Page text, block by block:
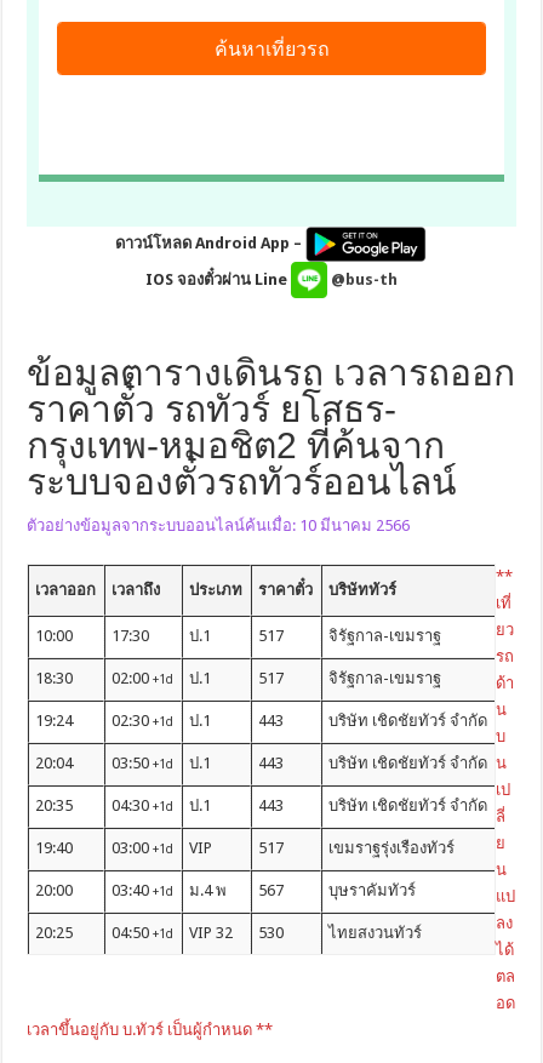
ดาวน์โหลด Android App –
IOS จองตั๋วผ่าน Line
@bus-th
ข้อมูลตารางเดินรถ เวลารถออก
ราคาตั๋ว รถทัวร์ ยโสธร-
กรุงเทพ-หมอชิต2 ที่ค้นจาก
ระบบจองตั๋วรถทัวร์ออนไลน์
ตัวอย่างข้อมูลจากระบบออนไลน์ค้นเมื่อ: 10 มีนาคม 2566
เวลาออก เวลาถึง ประเภท ราคาตั๋ว บริษัททัวร์
10:00 17:30 ป.1 517 จิรัฐกาล-เขมราฐ
18:30 02:00+1d ป.1 517 จิรัฐกาล-เขมราฐ
19:24 02:30+1d ป.1 443 บริษัท เชิดชัยทัวร์ จำกัด
20:04 03:50+1d ป.1 443 บริษัท เชิดชัยทัวร์ จำกัด
20:35 04:30+1d ป.1 443 บริษัท เชิดชัยทัวร์ จำกัด
19:40 03:00+1d VIP 517 เขมราฐรุ่งเรืองทัวร์
20:00 03:40+1d ม.4 พ 567 บุษราคัมทัวร์
20:25 04:50+1d VIP 32 530 ไทยสงวนทัวร์
**
เที่
ยว
รถ
ด้า
น
บ
น
เป
ลี่
ย
น
แป
ลง
ได้
ตล
อด
เวลาขึ้นอยู่กับ บ.ทัวร์ เป็นผู้กำหนด **